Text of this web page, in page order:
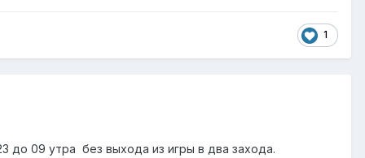
1
до 09 утра без выхода из игры в два захода.